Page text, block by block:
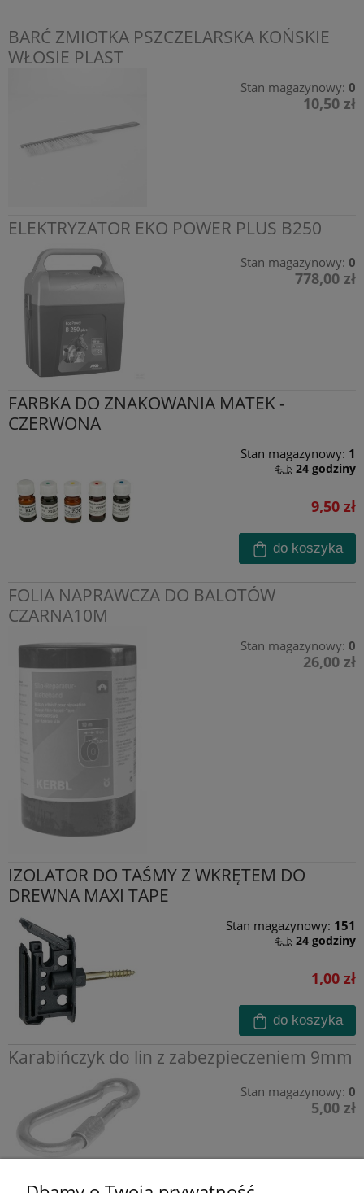
BARĆ ZMIOTKA PSZCZELARSKA KOŃSKIE
WŁOSIE PLAST
Stan magazynowy: 0
10,50 zł
ELEKTRYZATOR EKO POWER PLUS B250
Stan magazynowy: 0
778,00 zł
FARBKA DO ZNAKOWANIA MATEK -
CZERWONA
Stan magazynowy: 1
24 godziny
9,50 zł
do koszyka
FOLIA NAPRAWCZA DO BALOTÓW
CZARNA10M
Stan magazynowy: 0
26,00 zł
IZOLATOR DO TAŚMY Z WKRĘTEM DO
DREWNA MAXI TAPE
Stan magazynowy: 151
24 godziny
1,00 zł
do koszyka
Karabińczyk do lin z zabezpieczeniem 9mm
Stan magazynowy: 0
5,00 zł